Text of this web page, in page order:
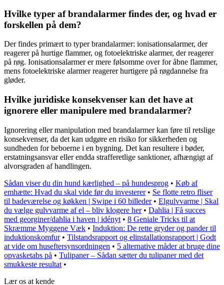
Hvilke typer af brandalarmer findes der, og hvad er
forskellen på dem?
Der findes primært to typer brandalarmer: ionisationsalarmer, der
reagerer på hurtige flammer, og fotoelektriske alarmer, der reagerer
på røg. Ionisationsalarmer er mere følsomme over for åbne flammer,
mens fotoelektriske alarmer reagerer hurtigere på røgdannelse fra
gløder.
Hvilke juridiske konsekvenser kan det have at
ignorere eller manipulere med brandalarmer?
Ignorering eller manipulation med brandalarmer kan føre til retslige
konsekvenser, da det kan udgøre en risiko for sikkerheden og
sundheden for beboerne i en bygning. Det kan resultere i bøder,
erstatningsansvar eller endda strafferetlige sanktioner, afhængigt af
alvorsgraden af handlingen.
Sådan viser du din hund kærlighed – på hundesprog • Køb af
emhætte: Hvad du skal vide før du investerer• Se flotte retro fliser
til badeværelse og køkken | Swipe i 60 billeder• Elgulvvarme | Skal
du vælge gulvvarme af el – bliv klogere her• Dahlia | Få succes
med georginer/dahlia i haven | idényt • 8 Geniale Tricks til at
Skræmme Myggene Væk • Induktion: De rette gryder og pander til
induktionskomfur• Tilstandsrapport og elinstallationsrapport | Godt
at vide om huseftersynsordningen • 5 alternative måder at bruge dine
opvasketabs på • Tulipaner – Sådan sætter du tulipaner med det
smukkeste resultat •
Lær os at kende